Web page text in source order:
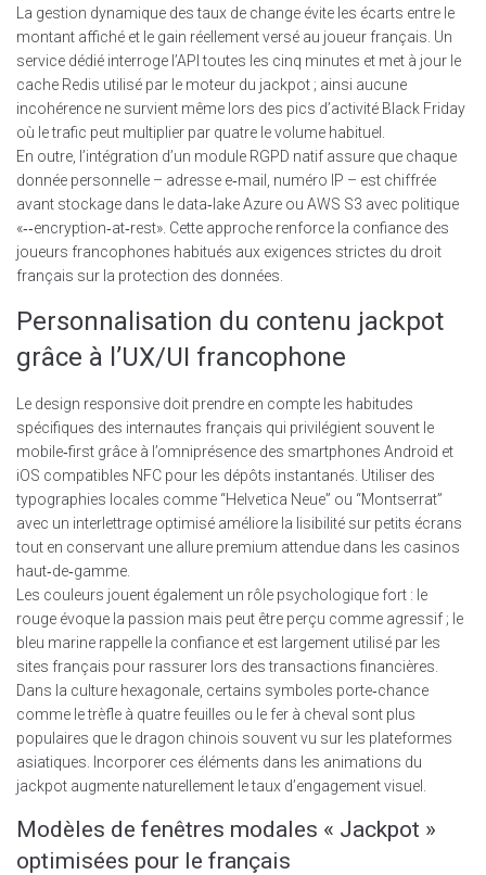
La gestion dynamique des taux de change évite les écarts entre le
montant affiché et le gain réellement versé au joueur français. Un
service dédié interroge l’API toutes les cinq minutes et met à jour le
cache Redis utilisé par le moteur du jackpot ; ainsi aucune
incohérence ne survient même lors des pics d’activité Black Friday
où le trafic peut multiplier par quatre le volume habituel.
En outre, l’intégration d’un module RGPD natif assure que chaque
donnée personnelle – adresse e‑mail, numéro IP – est chiffrée
avant stockage dans le data‑lake Azure ou AWS S3 avec politique
«‑‑encryption‑at‑rest». Cette approche renforce la confiance des
joueurs francophones habitués aux exigences strictes du droit
français sur la protection des données.
Personnalisation du contenu jackpot
grâce à l’UX/UI francophone
Le design responsive doit prendre en compte les habitudes
spécifiques des internautes français qui privilégient souvent le
mobile‑first grâce à l’omniprésence des smartphones Android et
iOS compatibles NFC pour les dépôts instantanés. Utiliser des
typographies locales comme “Helvetica Neue” ou “Montserrat”
avec un interlettrage optimisé améliore la lisibilité sur petits écrans
tout en conservant une allure premium attendue dans les casinos
haut‑de‑gamme.
Les couleurs jouent également un rôle psychologique fort : le
rouge évoque la passion mais peut être perçu comme agressif ; le
bleu marine rappelle la confiance et est largement utilisé par les
sites français pour rassurer lors des transactions financières.
Dans la culture hexagonale, certains symboles porte‑chance
comme le trèfle à quatre feuilles ou le fer à cheval sont plus
populaires que le dragon chinois souvent vu sur les plateformes
asiatiques. Incorporer ces éléments dans les animations du
jackpot augmente naturellement le taux d’engagement visuel.
Modèles de fenêtres modales « Jackpot »
optimisées pour le français